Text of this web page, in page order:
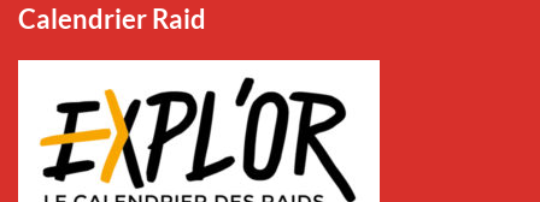
Calendrier Raid